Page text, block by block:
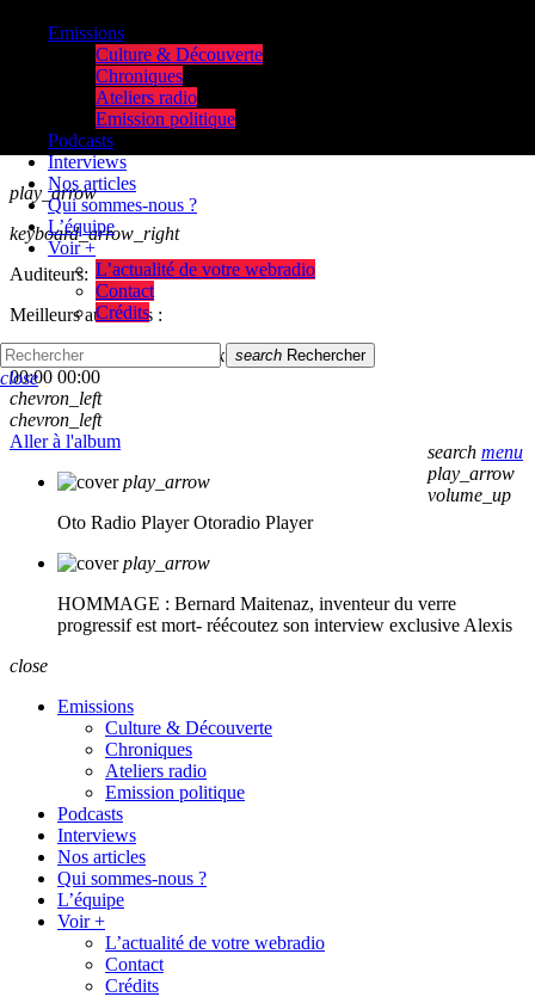
play_arrow
keyboard_arrow_right
Auditeurs:
Meilleurs auditeurs :
skip_previous
skip_next
00:00 00:00
chevron_left
chevron_left
Aller à l'album
play_arrow
Oto Radio Player Otoradio Player
play_arrow
HOMMAGE : Bernard Maitenaz, inventeur du verre
progressif est mort- réécoutez son interview exclusive Alexis
Emissions
Culture & Découverte
Chroniques
Ateliers radio
Emission politique
Podcasts
Interviews
Nos articles
Qui sommes-nous ?
L’équipe
Voir +
L’actualité de votre webradio
Contact
Crédits
search menu
play_arrow
volume_up
search Rechercher
close
close
Emissions
Culture & Découverte
Chroniques
Ateliers radio
Emission politique
Podcasts
Interviews
Nos articles
Qui sommes-nous ?
L’équipe
Voir +
L’actualité de votre webradio
Contact
Crédits